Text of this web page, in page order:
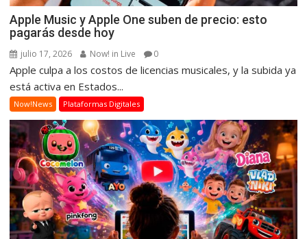
Apple Music y Apple One suben de precio: esto
pagarás desde hoy
julio 17, 2026 Now! in Live 0
Apple culpa a los costos de licencias musicales, y la subida ya
está activa en Estados...
Now!News Plataformas Digitales